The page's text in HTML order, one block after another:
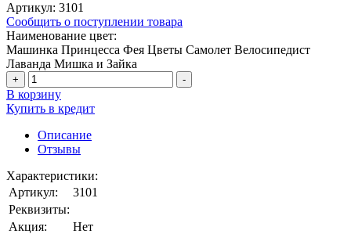
Артикул: 3101
Сообщить о поступлении товара
Наименование цвет:
Машинка Принцесса Фея Цветы Самолет Велосипедист
Лаванда Мишка и Зайка
+ -
В корзину
Купить в кредит
Описание
Отзывы
Характеристики:
Артикул:
3101
Реквизиты:
Акция:
Нет